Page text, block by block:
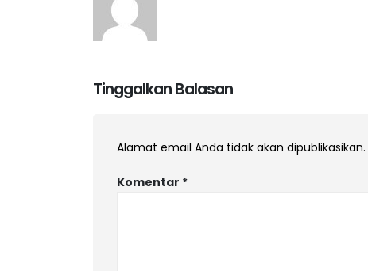
Tinggalkan Balasan
Alamat email Anda tidak akan dipublikasikan.
Komentar *